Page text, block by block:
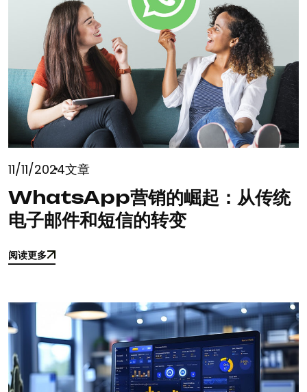
11/11/2024文章
WhatsApp营销的崛起：从传统
电子邮件和短信的转变
阅读更多
阅读更多